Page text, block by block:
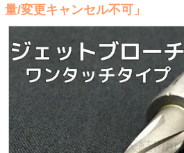
量/変更キャンセル不可」